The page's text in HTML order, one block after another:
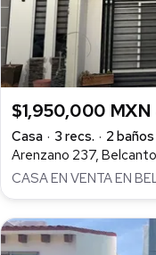
$1,950,000 MXN
Casa
3 recs. 2 baños
Arenzano 237,
CASA EN VENTA EN